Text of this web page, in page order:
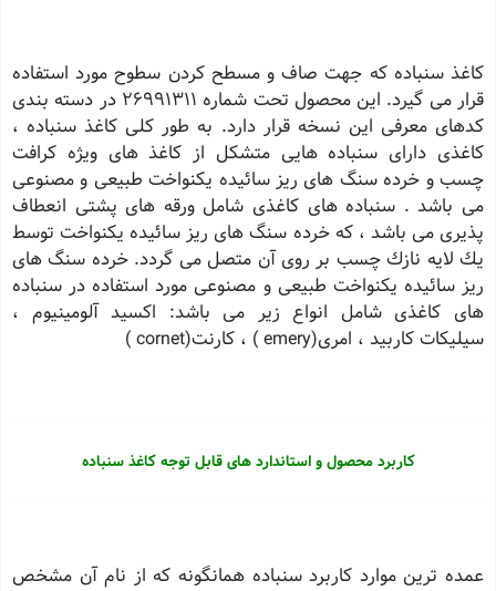
كاغذ سنباده كه جهت صاف و مسطح كردن سطوح مورد استفاده
قرار می گیرد. این محصول تحت شماره 26991311 در دسته بندی
كدهای معرفی این نسخه قرار دارد. به طور كلی کاغذ سنباده ،
كاغذی دارای سنباده هایی متشكل از كاغذ های ویژه كرافت
چسب و خرده سنگ های ریز سائیده یكنواخت طبیعی و مصنوعی
می باشد . سنباده های كاغذی شامل ورقه های پشتی انعطاف
پذیری می باشد ، كه خرده سنگ های ریز سائیده یكنواخت توسط
یك لایه نازك چسب بر روی آن متصل می گردد. خرده سنگ های
ریز سائیده یكنواخت طبیعی و مصنوعی مورد استفاده در سنباده
های كاغذی شامل انواع زیر می باشد: اكسید آلومینیوم ،
سیلیكات كاربید ، امری(emery ) ، كارنت(cornet )
کاربرد محصول واستاندارد های قابل توجهکاغذ سنباده
عمده ترین موارد كاربرد سنباده همانگونه كه از نام آن مشخص